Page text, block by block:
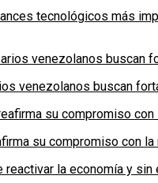
tecnológicos más
venezolanos buscan
su compromiso con